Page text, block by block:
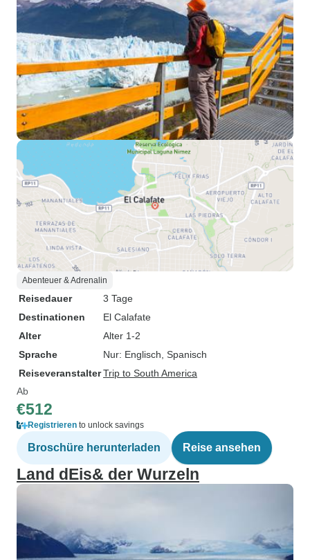
Abenteuer & Adrenalin
Reisedauer
3 Tage
Destinationen
El Calafate
Alter
Alter 1-2
Sprache
Nur: Englisch, Spanisch
ReiseveranstalterTrip to South America
Ab
€512
Registrieren to unlock savings
Broschüre herunterladen Reise ansehen
Land dEis& der Wurzeln